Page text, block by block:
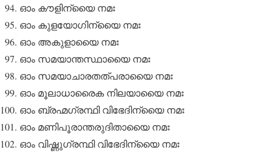
ഓം കൗളിന്യൈ നമഃ
ഓം കുളയോഗിന്യൈ നമഃ
ഓം അകുളായൈ നമഃ
ഓം സമയാന്തസ്ഥായൈ നമഃ
ഓം സമയാചാരതത്പരായൈ നമഃ
ഓം മൂലാധാരൈക നിലയായൈ നമഃ
ഓം ബ്രഹ്മഗ്രന്ഥി വിഭേദിന്യൈ നമഃ
ഓം മണിപൂരാന്തരുദിതായൈ നമഃ
ഓം വിഷ്ണുഗ്രന്ഥി വിഭേദിന്യൈ നമഃ